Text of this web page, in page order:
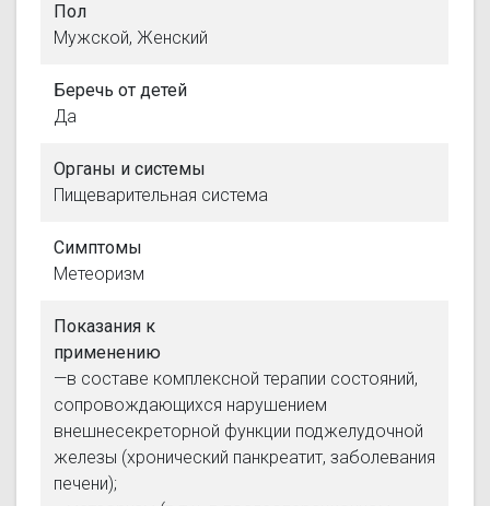
Пол
Мужской, Женский
Беречь от детей
Да
Органы и системы
Пищеварительная система
Симптомы
Метеоризм
Показания к
применению
—в составе комплексной терапии состояний,
сопровождающихся нарушением
внешнесекреторной функции поджелудочной
железы (хронический панкреатит, заболевания
печени);